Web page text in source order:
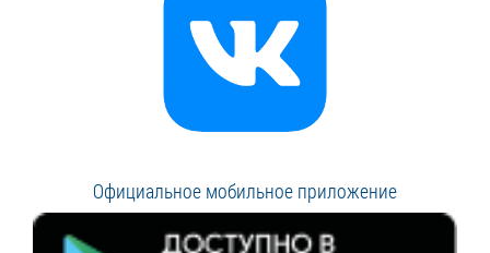
Официальное мобильное приложение